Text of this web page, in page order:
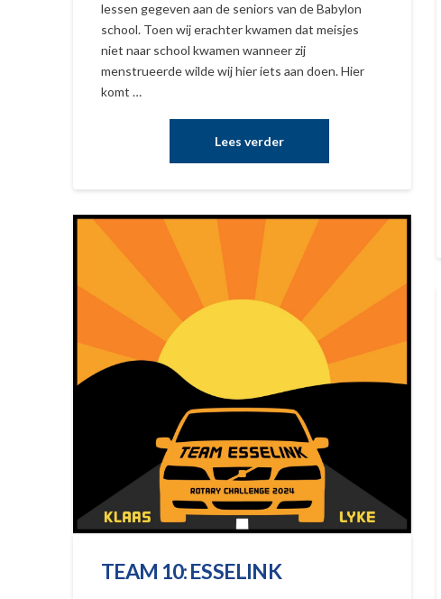
lessen gegeven aan de seniors van de Babylon
school. Toen wij erachter kwamen dat meisjes
niet naar school kwamen wanneer zij
menstrueerde wilde wij hier iets aan doen. Hier
komt …
TEAM 10: ESSELINK